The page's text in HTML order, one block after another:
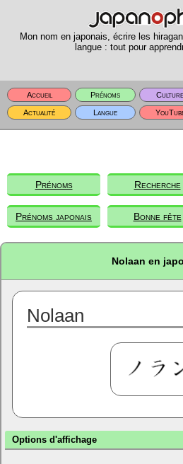
Mon nom en japonais, écrire les
langue : tout pour
Accueil Prénoms Culture
Actualité
Langue
Prénoms Recherche
Prénoms japonais Bonne fête
Nolaan en
Nolaan
Options d'affichage